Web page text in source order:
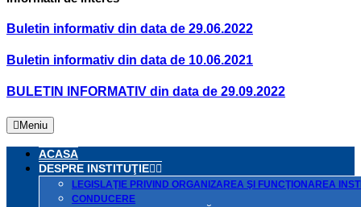
Buletin informativ din data de 29.06.2022
Buletin informativ din data de 10.06.2021
BULETIN INFORMATIV din data de 29.09.2022
Meniu
ACASA
DESPRE INSTITUŢIE
LEGISLAŢIE PRIVIND ORGANIZAREA ŞI FUNCŢIONAREA
CONDUCERE